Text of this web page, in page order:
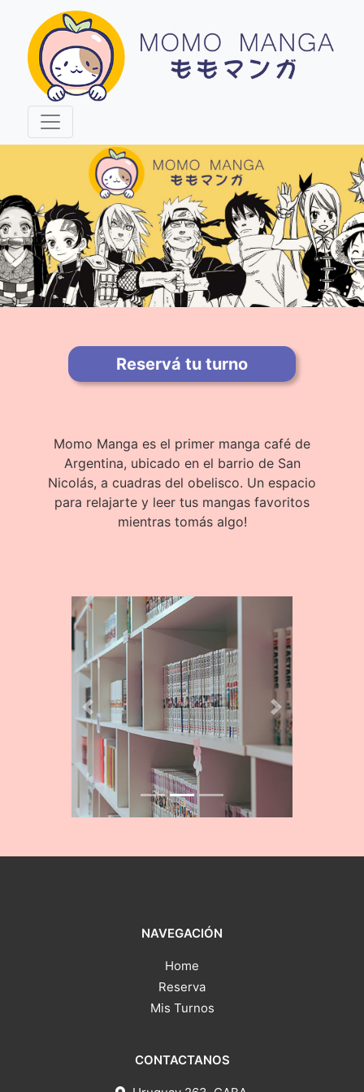
Momo Manga es el primer manga café de
Argentina, ubicado en el barrio de San
Nicolás, a cuadras del obelisco. Un espacio
para relajarte y leer tus mangas favoritos
mientras tomás algo!
Reservá tu turno
Previous Next
NAVEGACIÓN
Home
Reserva
Mis Turnos
CONTACTANOS